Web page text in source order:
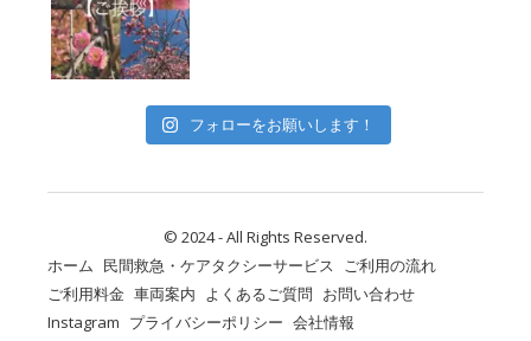
フォローをお願いします！
© 2024 - All Rights Reserved.
ホーム 民間救急・ケアタクシーサービス ご利用の流れ
ご利用料金 車両案内 よくあるご質問 お問い合わせ
Instagram プライバシーポリシー 会社情報